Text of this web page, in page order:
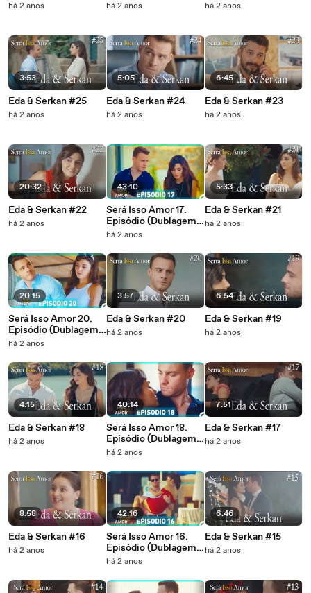
há 2 anos
3:53
Eda & Serkan #25
há 2 anos
20:32
Eda & Serkan #22
há 2 anos
20:15
Será Isso Amor 20.
Episódio (Dublagem
em Português)
há 2 anos
4:15
Eda & Serkan #18
há 2 anos
8:58
Eda & Serkan #16
há 2 anos
há 2 anos
5:05
Eda & Serkan #24
há 2 anos
43:10
Será Isso Amor 17.
Episódio (Dublagem
em Português)
há 2 anos
3:57
Eda & Serkan #20
há 2 anos
40:14
Será Isso Amor 18.
Episódio (Dublagem
em Português)
há 2 anos
42:16
Será Isso Amor 16.
Episódio (Dublagem
em Português)
há 2 anos
há 2 anos
6:45
Eda & Serkan #23
há 2 anos
5:33
Eda & Serkan #21
há 2 anos
6:54
Eda & Serkan #19
há 2 anos
7:51
Eda & Serkan #17
há 2 anos
6:46
Eda & Serkan #15
há 2 anos